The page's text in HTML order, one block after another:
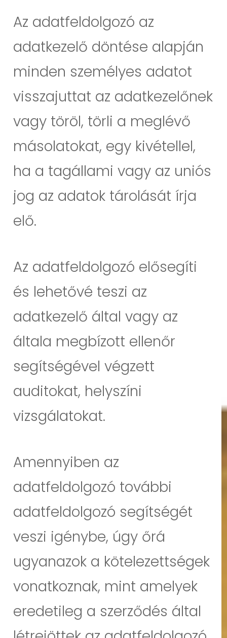
Az adatfeldolgozó az
adatkezelő döntése alapján
minden személyes adatot
visszajuttat az adatkezelőnek
vagy töröl, törli a meglévő
másolatokat, egy kivétellel,
ha a tagállami vagy az uniós
jog az adatok tárolását írja
elő.
Az adatfeldolgozó elősegíti
és lehetővé teszi az
adatkezelő által vagy az
általa megbízott ellenőr
segítségével végzett
auditokat, helyszíni
vizsgálatokat.
Amennyiben az
adatfeldolgozó további
adatfeldolgozó segítségét
veszi igénybe, úgy őrá
ugyanazok a kötelezettségek
vonatkoznak, mint amelyek
eredetileg a szerződés által